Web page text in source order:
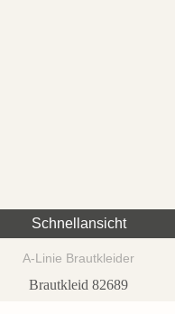
Schnellansicht
A-Linie Brautkleider
Brautkleid 82689